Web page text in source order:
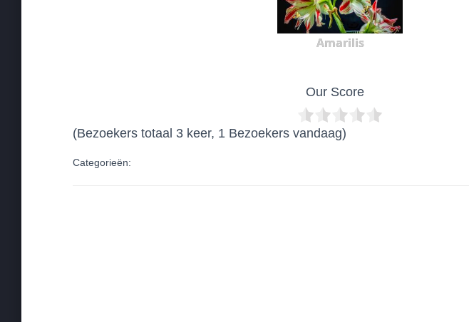
Amarilis
Our Score
(Bezoekers totaal 3 keer, 1 Bezoekers vandaag)
Categorieën: